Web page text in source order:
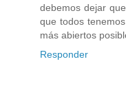
debemos dejar
que todos
más abiertos
Responder